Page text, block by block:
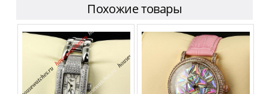
Похожие товары